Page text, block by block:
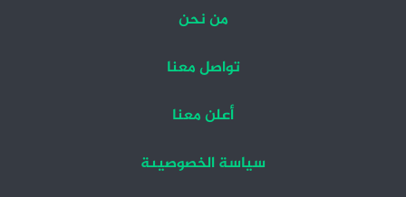
من نحن
تواصل معنا
أعلن معنا
سياسة الخصوصيىة